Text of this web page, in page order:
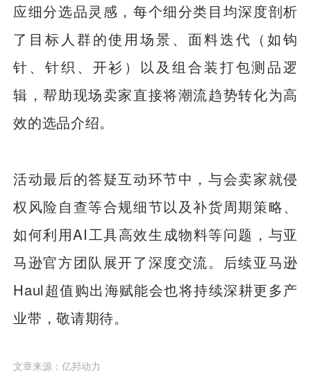
应细分选品灵感，每个细分类目均深度剖析
了目标人群的使用场景、面料迭代（如钩
针、针织、开衫）以及组合装打包测品逻
辑，帮助现场卖家直接将潮流趋势转化为高
效的选品介绍。
活动最后的答疑互动环节中，与会卖家就侵
权风险自查等合规细节以及补货周期策略、
如何利用AI工具高效生成物料等问题，与亚
马逊官方团队展开了深度交流。后续亚马逊
Haul超值购出海赋能会也将持续深耕更多产
业带，敬请期待。
文章来源：亿邦动力